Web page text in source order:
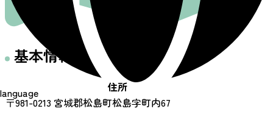
language
基本情報
住所
〒981-0213 宮城郡松島町松島字町内67